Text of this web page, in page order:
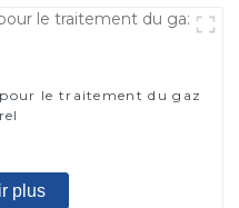
le traitement du gaz
plus